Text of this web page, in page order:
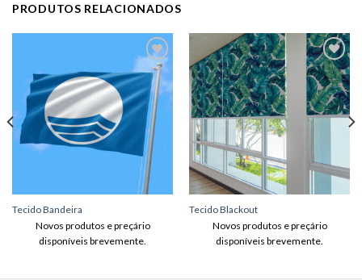
PRODUTOS RELACIONADOS
Adicionar
aos meus
desejos
Tecido Bandeira
Novos produtos e preçário
disponíveis brevemente.
Adicionar
aos meus
desejos
Tecido Blackout
Novos produtos e preçário
disponíveis brevemente.